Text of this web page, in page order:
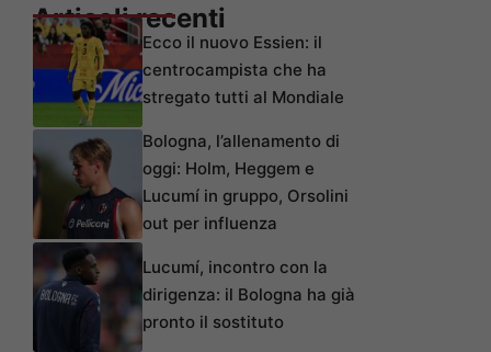
Articoli recenti
Ecco il nuovo Essien: il
centrocampista che ha
stregato tutti al Mondiale
Bologna, l’allenamento di
oggi: Holm, Heggem e
Lucumí in gruppo, Orsolini
out per influenza
Lucumí, incontro con la
dirigenza: il Bologna ha già
pronto il sostituto